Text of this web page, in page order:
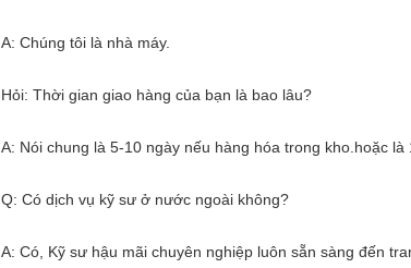
A: Chúng tôi là nhà máy.
Hỏi: Thời gian giao hàng của bạn là bao lâu?
A: Nói chung là 5-10 ngày nếu hàng hóa trong kho.hoặc
Q: Có dịch vụ kỹ sư ở nước ngoài không?
A: Có, Kỹ sư hậu mãi chuyên nghiệp luôn sẵn sàng đến